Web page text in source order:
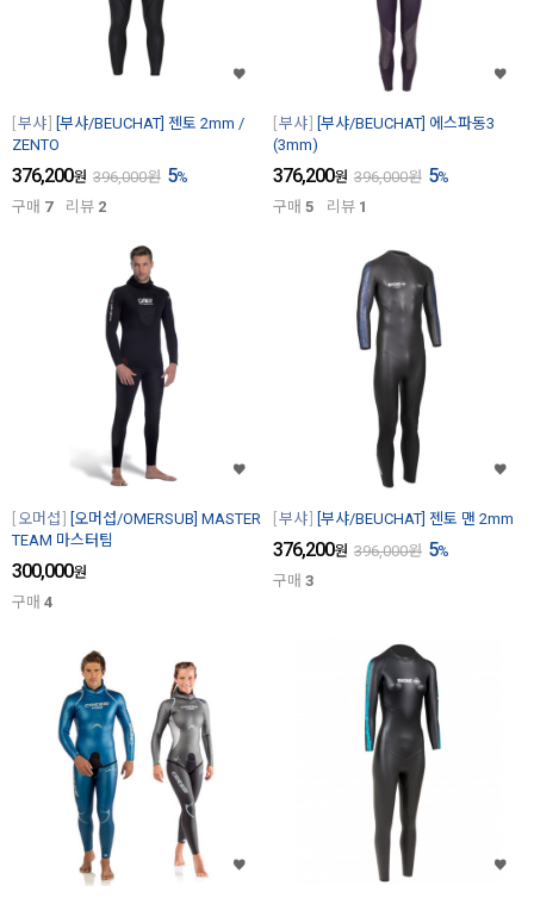
부샤
[부샤/BEUCHAT] 젠토 2mm /
ZENTO
376,200원 396,000원 5%
구매 7 리뷰 2
부샤
[부샤/BEUCHAT] 에스파동3
(3mm)
376,200원 396,000원 5%
구매 5 리뷰 1
오머섭
[오머섭/OMERSUB] MASTER
TEAM 마스터팀
300,000원
구매 4
부샤 [부샤/BEUCHAT] 젠토 맨 2mm
376,200원 396,000원 5%
구매 3